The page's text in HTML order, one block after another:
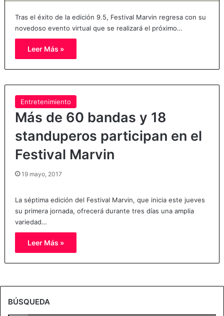
Tras el éxito de la edición 9.5, Festival Marvin regresa con su
novedoso evento virtual que se realizará el próximo…
Leer Más »
Entretenimiento
Más de 60 bandas y 18
standuperos participan en el
Festival Marvin
19 mayo, 2017
La séptima edición del Festival Marvin, que inicia este jueves
su primera jornada, ofrecerá durante tres días una amplia
variedad…
Leer Más »
BÚSQUEDA